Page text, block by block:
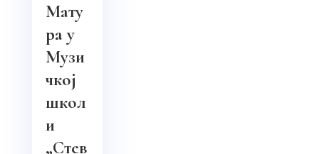
Мату
ра у
Музи
чкој
школ
и
„Стев